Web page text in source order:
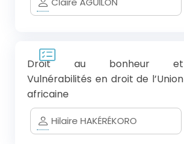
Droit au bonheur et
Vulnérabilités en droit de l’Union
africaine
Hilaire HAKÉRÉKORO